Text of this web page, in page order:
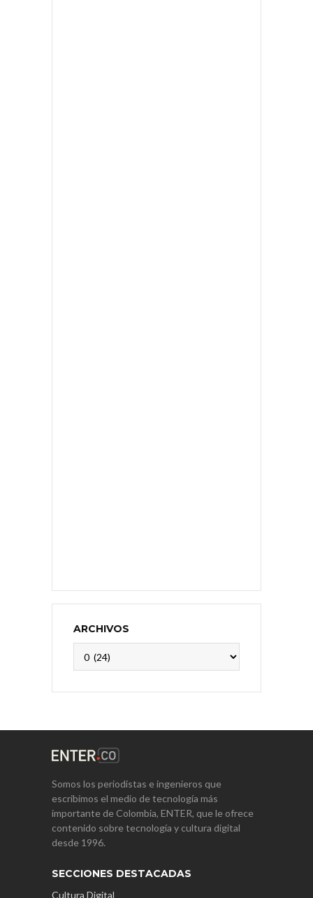
ARCHIVOS
Somos los periodistas e ingenieros que
escribimos el medio de tecnología más
importante de Colombia, ENTER, que le ofrece
contenido sobre tecnología y cultura digital
desde 1996.
SECCIONES DESTACADAS
Cultura Digital